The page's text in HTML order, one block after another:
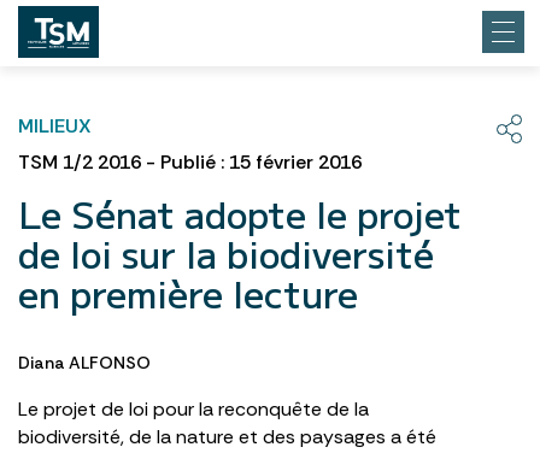
MILIEUX
TSM 1/2 2016 - Publié : 15 février 2016
Le Sénat adopte le projet
de loi sur la biodiversité
en première lecture
Diana ALFONSO
Le projet de loi pour la reconquête de la
biodiversité, de la nature et des paysages a été